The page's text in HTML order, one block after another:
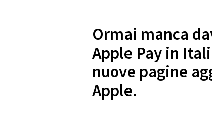
Ormai manca
Apple Pay in
nuove pagine
Apple.